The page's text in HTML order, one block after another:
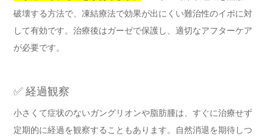
破壊する方法で、凍結療法で効果が出にくい難治性のイボに対
して有効です。治療後はガーゼで保護し、適切なアフターケア
が必要です。
✅ 経過観察
小さくて症状のないガングリオンや脂肪腫は、すぐに治療せず
定期的に経過を観察することもあります。自然消退を期待しつ